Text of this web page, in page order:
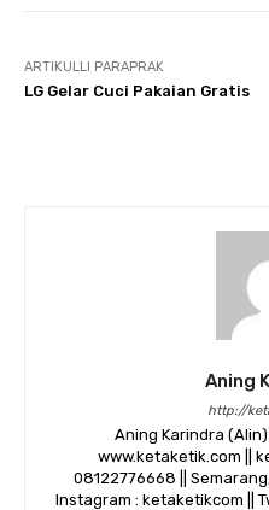
ARTIKULLI PARAPRAK
LG Gelar Cuci Pakaian Gratis
Aning
http://
Aning Karindra (Alin)
www.ketaketik.com ||
08122776668 ||
Instagram : ketaketikcom ||